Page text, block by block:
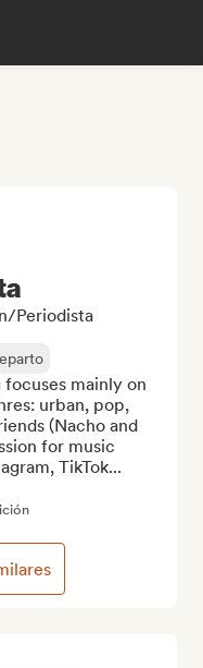
Periodista
focuses mainly on
urban, pop,
(Nacho and
for music
TikTok...